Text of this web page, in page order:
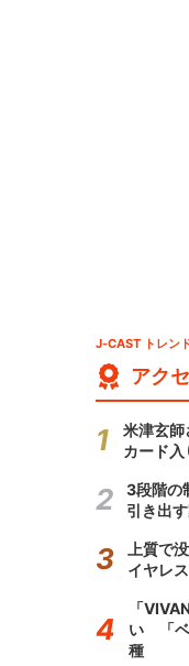
J-CAST トレン
アク
米津玄師
カード
3段階の
引き出
上質で
イヤレ
「
い 「ベ
種